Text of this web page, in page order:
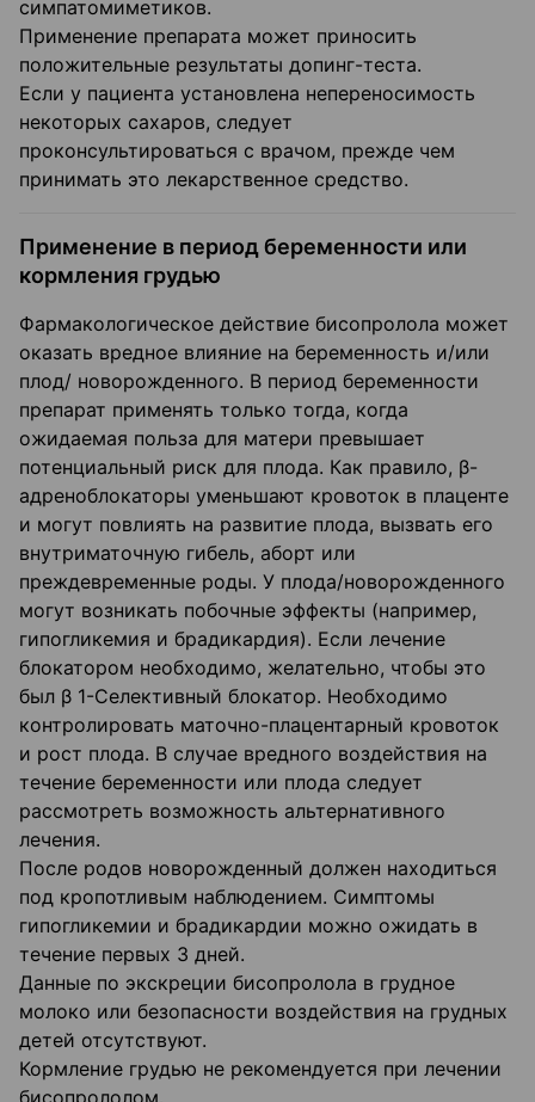
симпатомиметиков.
Применение препарата может приносить
положительные результаты допинг-теста.
Если у пациента установлена непереносимость
некоторых сахаров, следует
проконсультироваться с врачом, прежде чем
принимать это лекарственное средство.
Применение в период беременности или
кормления грудью
Фармакологическое действие бисопролола может
оказать вредное влияние на беременность и/или
плод/ новорожденного. В период беременности
препарат применять только тогда, когда
ожидаемая польза для матери превышает
потенциальный риск для плода. Как правило, β-
адреноблокаторы уменьшают кровоток в плаценте
и могут повлиять на развитие плода, вызвать его
внутриматочную гибель, аборт или
преждевременные роды. У плода/новорожденного
могут возникать побочные эффекты (например,
гипогликемия и брадикардия). Если лечение
блокатором необходимо, желательно, чтобы это
был β 1-Селективный блокатор. Необходимо
контролировать маточно-плацентарный кровоток
и рост плода. В случае вредного воздействия на
течение беременности или плода следует
рассмотреть возможность альтернативного
лечения.
После родов новорожденный должен находиться
под кропотливым наблюдением. Симптомы
гипогликемии и брадикардии можно ожидать в
течение первых 3 дней.
Данные по экскреции бисопролола в грудное
молоко или безопасности воздействия на грудных
детей отсутствуют.
Кормление грудью не рекомендуется при лечении